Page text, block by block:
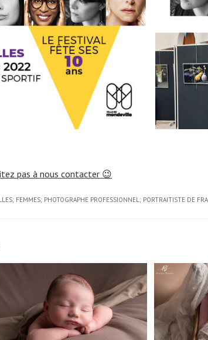
pas à nous contacter 😉
FEMMES; PHOTOGRAPHE PROFESSIONNEL; PORTRAITISTE DE